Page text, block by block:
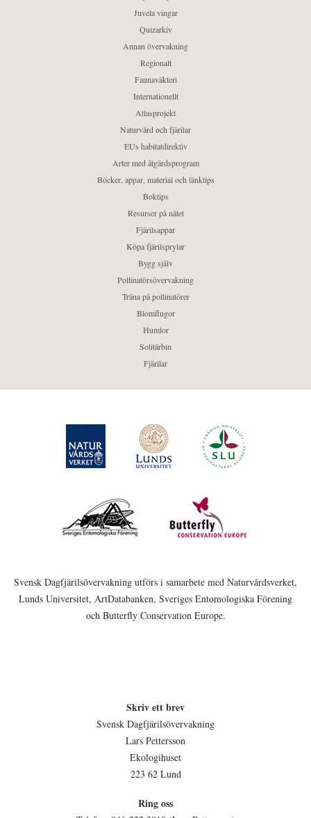
Juvela vingar
Quizarkiv
Annan övervakning
Regionalt
Faunaväkteri
Internationellt
Atlasprojekt
Naturvård och fjärilar
EUs habitatdirektiv
Arter med åtgärdsprogram
Böcker, appar, material och länktips
Boktips
Resurser på nätet
Fjärilsappar
Köpa fjärilsprylar
Bygg själv
Pollinatörsövervakning
Träna på pollinatörer
Blomflugor
Humlor
Solitärbin
Fjärilar
Svensk Dagfjärilsövervakning utförs i samarbete med Naturvårdsverket,
Lunds Universitet, ArtDatabanken, Sveriges Entomologiska Förening
och Butterfly Conservation Europe.
Skriv ett brev
Svensk Dagfjärilsövervakning
Lars Pettersson
Ekologihuset
223 62 Lund
Ring oss